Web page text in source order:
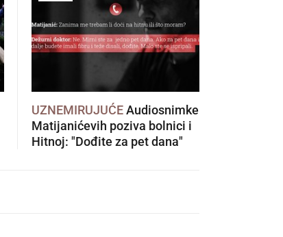
UZNEMIRUJUĆE
Matijanićevih poziva bolnici i
Hitnoj: "Dođite za pet dana"